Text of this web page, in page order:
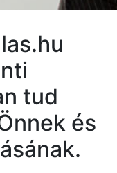
tud
és